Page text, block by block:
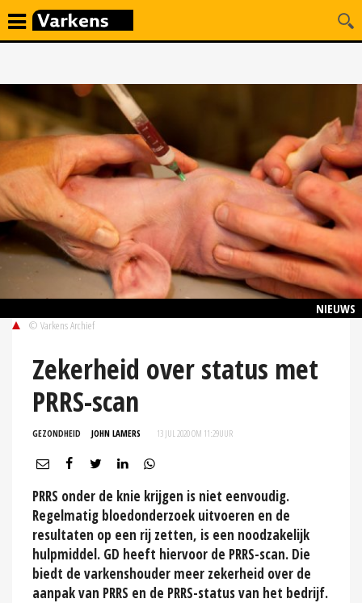
NIEUWS
© Varkens Archief
Zekerheid over status met
PRRS-scan
GEZONDHEID JOHN LAMERS 13 JUL 2020 OM 11:29UUR
PRRS onder de knie krijgen is niet eenvoudig.
Regelmatig bloedonderzoek uitvoeren en de
resultaten op een rij zetten, is een noodzakelijk
hulpmiddel. GD heeft hiervoor de PRRS-scan. Die
biedt de varkenshouder meer zekerheid over de
aanpak van PRRS en de PRRS-status van het bedrijf.